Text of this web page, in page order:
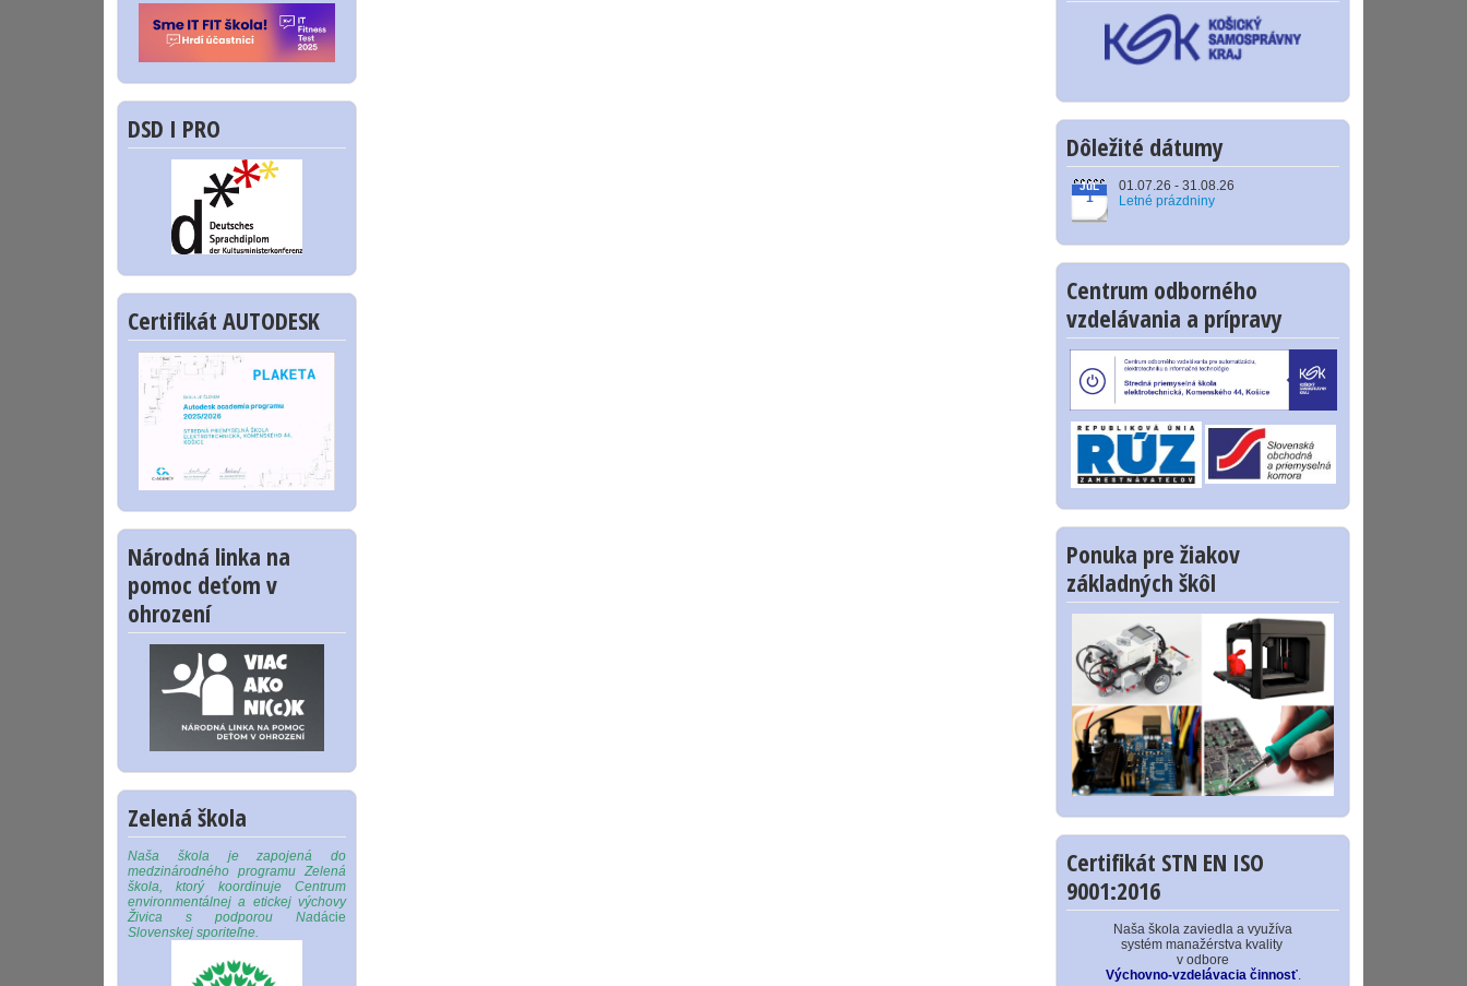
DSD I PRO
Certifikát AUTODESK
Národná linka na
pomoc deťom v
ohrození
Zelená škola
Naša škola je zapojená do
medzinárodného programu Zelená
škola, ktorý koordinuje Centrum
environmentálnej a etickej výchovy
Živica s podporou Nadácie
Slovenskej sporiteľne.
Dôležité dátumy
JúL
1
01.07.26 - 31.08.26
Letné prázdniny
Centrum odborného
vzdelávania a prípravy
Ponuka pre žiakov
základných škôl
Certifikát STN EN ISO
9001:2016
Naša škola zaviedla a využíva
systém manažérstva kvality
v odbore
Výchovno-vzdelávacia činnosť.